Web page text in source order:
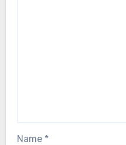
Name *